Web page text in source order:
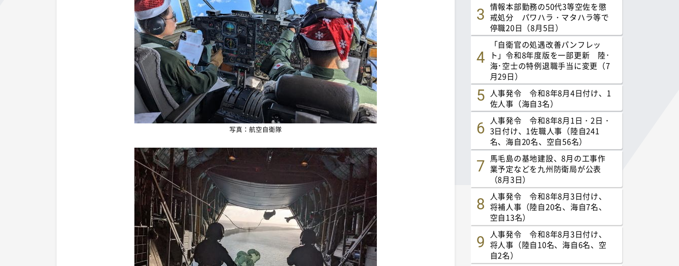
写真：航空自衛隊
情報本部勤務の50代3等空佐を懲
戒処分 パワハラ・マタハラ等で
停職20日（8月5日）
「自衛官の処遇改善パンフレッ
ト」令和8年度版を一部更新 陸･
海･空士の特例退職手当に変更（7
月29日）
人事発令 令和8年8月4日付け、1
佐人事（海自3名）
人事発令 令和8年8月1日・2日・
3日付け、1佐職人事（陸自241
名、海自20名、空自56名）
馬毛島の基地建設、8月の工事作
業予定などを九州防衛局が公表
（8月3日）
人事発令 令和8年8月3日付け、
将補人事（陸自20名、海自7名、
空自13名）
人事発令 令和8年8月3日付け、
将人事（陸自10名、海自6名、空
自2名）